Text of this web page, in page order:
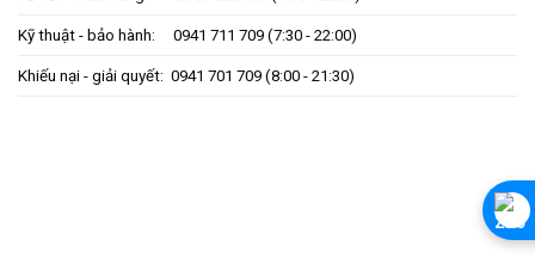
Kỹ thuật - bảo hành: 0941 711 709 (7:30 - 22:00)
Khiếu nại - giải quyết: 0941 701 709 (8:00 - 21:30)